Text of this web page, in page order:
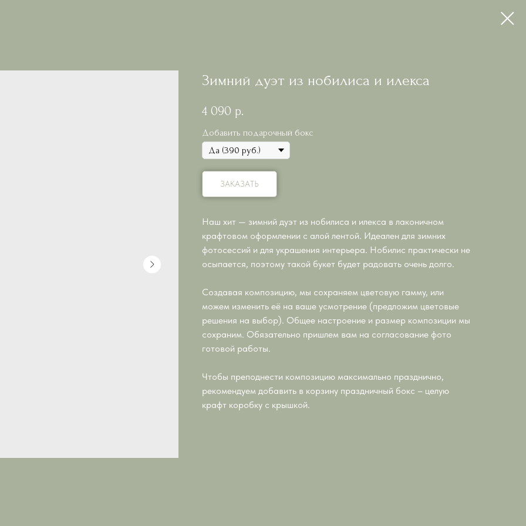
Зимний дуэт из нобилиса и илекса
4 090 р.
Добавить подарочный бокс
ЗАКАЗАТЬ
Наш хит — зимний дуэт из нобилиса и илекса в лаконичном
крафтовом оформлении с алой лентой. Идеален для зимних
фотосессий и для украшения интерьера. Нобилис практически не
осыпается, поэтому такой букет будет радовать очень долго.
Создавая композицию, мы сохраняем цветовую гамму, или
можем изменить её на ваше усмотрение (предложим цветовые
решения на выбор). Общее настроение и размер композиции мы
сохраним. Обязательно пришлем вам на согласование фото
готовой работы.
Чтобы преподнести композицию максимально празднично,
рекомендуем добавить в корзину праздничный бокс – целую
крафт коробку с крышкой.